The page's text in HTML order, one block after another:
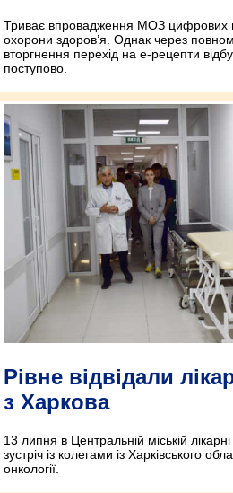
Триває впровадження МОЗ цифрових
охорони здоров’я. Однак через
вторгнення перехід на е-рецепти
поступово.
Рівне відвідали
з Харкова
13 липня в Центральній міській
зустріч із колегами із Харківського
онкології.